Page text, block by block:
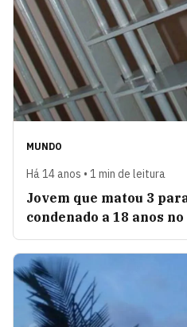
MUNDO
Há 14 anos • 1 min de leitura
Jovem que matou 3
condenado a 18 anos